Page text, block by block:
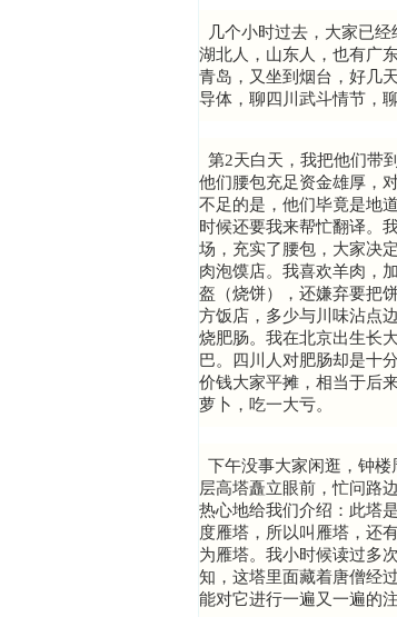
几个小时过去，大家已
湖北人，山东人，也有广
青岛，又坐到烟台，好几
导体，聊四川武斗情节，
第2天白天，我把他们带
他们腰包充足资金雄厚，
不足的是，他们毕竟是地
时候还要我来帮忙翻译。
场，充实了腰包，大家决
肉泡馍店。我喜欢羊肉，
盔（烧饼），还嫌弃要把
方饭店，多少与川味沾点
烧肥肠。我在北京出生长
巴。四川人对肥肠却是十
价钱大家平摊，相当于后
萝卜，吃一大亏。
下午没事大家闲逛，钟
层高塔矗立眼前，忙问路
热心地给我们介绍：此塔
度雁塔，所以叫雁塔，还
为雁塔。我小时候读过多
知，这塔里面藏着唐僧经
能对它进行一遍又一遍的注